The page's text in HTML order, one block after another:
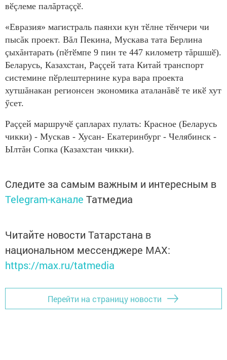
вӗçлеме палăртаççӗ.
«Евразия» магистраль паянхи кун тӗлне тӗнчери чи
пысăк проект. Вăл Пекина, Мускава тата Берлина
çыхăнтарать (пӗтӗмпе 9 пин те 447 километр тăршшӗ).
Беларусь, Казахстан, Раççей тата Китай транспорт
системине пӗрлештернине кура вара проекта
хутшăнакан регионсен экономика аталанăвӗ те икӗ хут
ӳсет.
Раççей маршручӗ çапларах пулать: Красное (Беларусь
чикки) - Мускав - Хусан- Екатеринбург - Челябинск -
Ылтăн Сопка (Казахстан чикки).
Следите за самым важным и интересным в
Telegram-канале Татмедиа
Читайте новости Татарстана в
национальном мессенджере MАХ:
https://max.ru/tatmedia
Перейти на страницу новости